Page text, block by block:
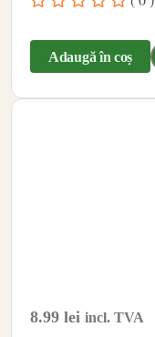
Adaugă în coș
8.99 lei incl. TVA